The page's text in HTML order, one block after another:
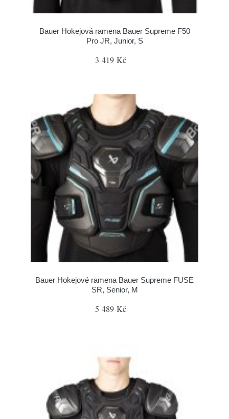
Bauer Hokejová ramena Bauer Supreme F50
Pro JR, Junior, S
3 419 Kč
Bauer Hokejové ramena Bauer Supreme FUSE
SR, Senior, M
5 489 Kč